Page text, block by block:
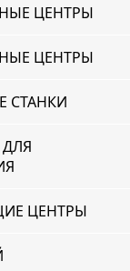
ЦЕНТРЫ
ЦЕНТРЫ
СТАНКИ
ЦЕНТРЫ